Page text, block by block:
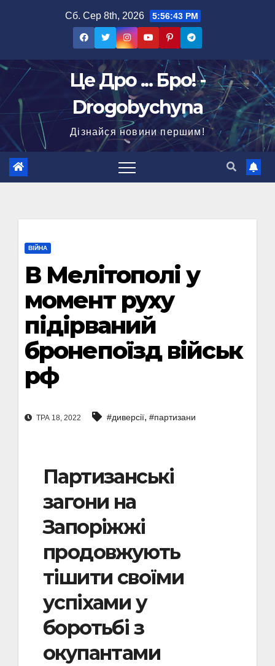
Сб. Сер 8th, 2026 5:56:44 PM
Це Дро ... Бро! -
Drogobychyna
Дізнайся новини першим!
ВІЙНА
В Мелітополі у
момент руху
підірваний
бронепоїзд військ
рф
ТРА 18, 2022 #диверсії, #партизани
Партизанські
загони на
Запоріжжі
продовжують
тішити своїми
успіхами у
боротьбі з
окупантами